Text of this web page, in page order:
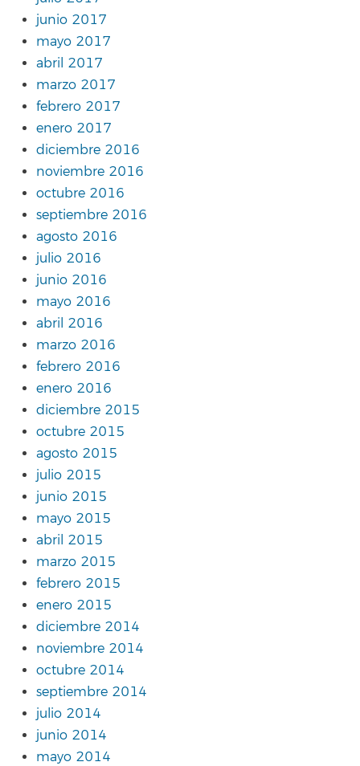
junio 2017
mayo 2017
abril 2017
marzo 2017
febrero 2017
enero 2017
diciembre 2016
noviembre 2016
octubre 2016
septiembre 2016
agosto 2016
julio 2016
junio 2016
mayo 2016
abril 2016
marzo 2016
febrero 2016
enero 2016
diciembre 2015
octubre 2015
agosto 2015
julio 2015
junio 2015
mayo 2015
abril 2015
marzo 2015
febrero 2015
enero 2015
diciembre 2014
noviembre 2014
octubre 2014
septiembre 2014
julio 2014
junio 2014
mayo 2014